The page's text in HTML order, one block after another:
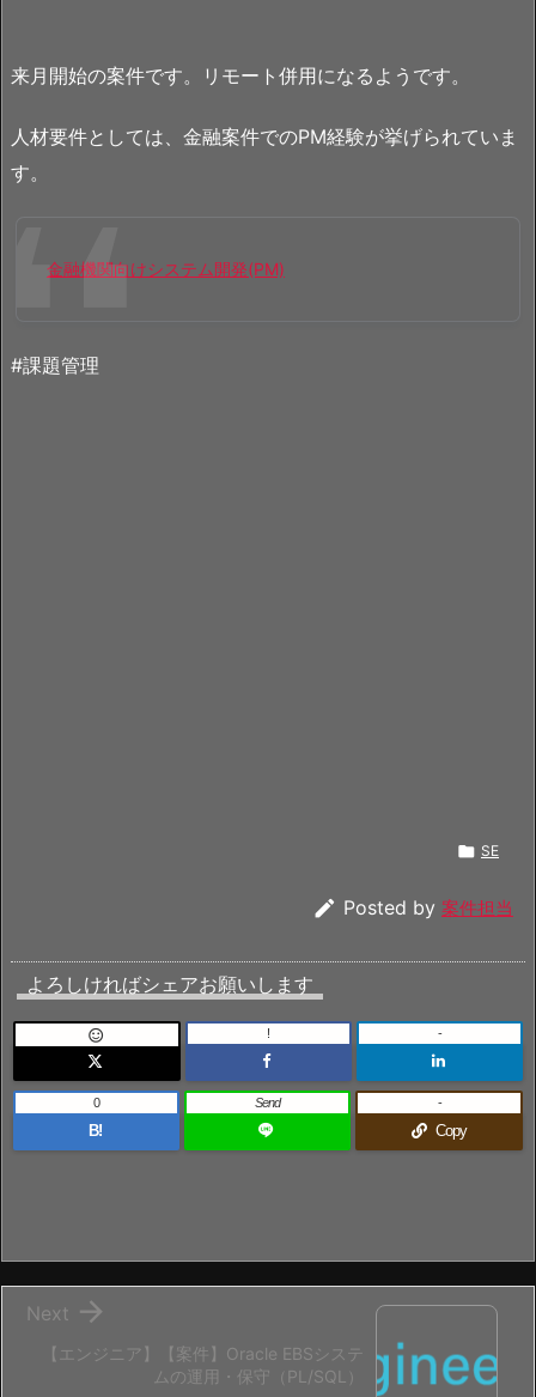
来月開始の案件です。リモート併用になるようです。
人材要件としては、金融案件でのPM経験が挙げられていま
す。
金融機関向けシステム開発(PM)
#課題管理
 SE
 Posted by 案件担当
よろしければシェアお願いします
 ! -
B!
0 Send
Copy
-
【エンジニア】【案件】Oracle EBSシステ
ムの運用・保守（PL/SQL）

Next